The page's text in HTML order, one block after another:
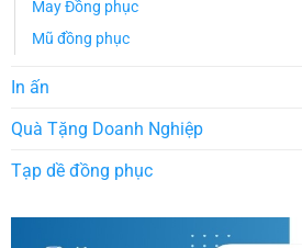
May Đồng phục
Mũ đồng phục
In ấn
Quà Tặng Doanh Nghiệp
Tạp dề đồng phục